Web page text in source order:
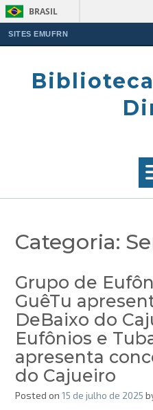
BRASIL
SITES EMUFRN
Categoria:
Grupo de
GuêTu
DeBaixo do
Eufônios e
apresenta
do Cajueiro
Posted on 15 de julho de 2025